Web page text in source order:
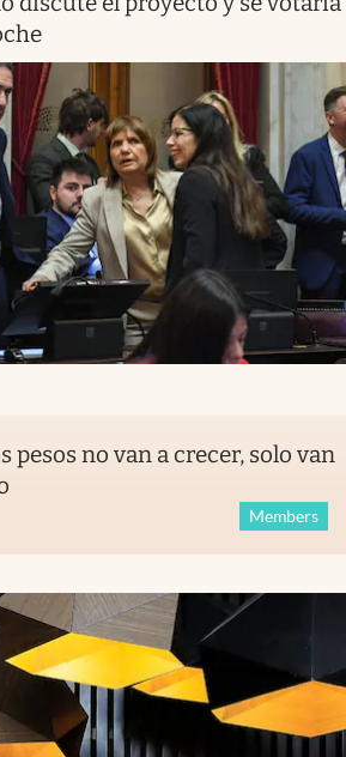
pesos no van a crecer, solo van
Members